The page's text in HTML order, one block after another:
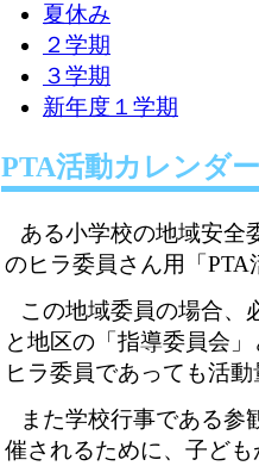
夏休み
２学期
３学期
新年度１学期
PTA活動カレンダ
ある小学校の地域安全
のヒラ委員さん用「
この地域委員の場合、
と地区の「指導委員会
ヒラ委員であっても活
また学校行事である参
催されるために、子ど